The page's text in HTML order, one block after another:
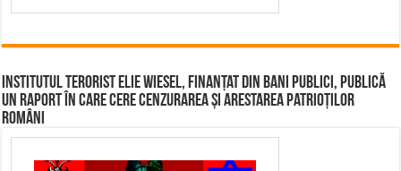
Institutul terorist Elie Wiesel, finanțat din bani publici, publică
un raport în care cere cenzurarea și arestarea patrioților
români